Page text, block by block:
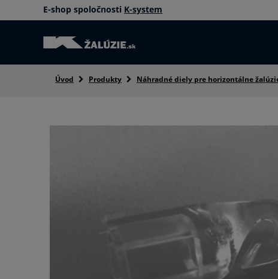
E-shop spoločnosti K-system
Úvod Produkty Náhradné diely pre horizontálne